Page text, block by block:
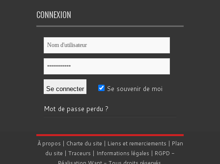
CONNEXION
Se souvenir de moi
Mot de passe perdu ?
À propos | Charte du site | Liens et remerciements | Plan
du site | Traceurs | Informations légales | RGPD -